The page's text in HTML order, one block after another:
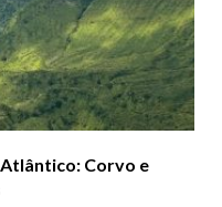
Corvo e